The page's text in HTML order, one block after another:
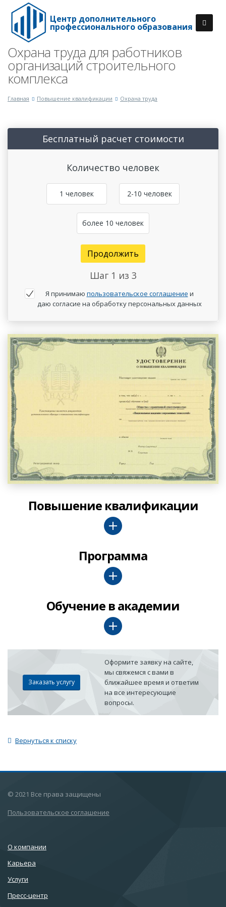
Центр дополнительного
профессионального образования
Охрана труда для работников
организаций строительного
комплекса
Главная Повышение квалификации Охрана труда
Бесплатный расчет стоимости
Количество человек
1 человек 2-10 человек
более 10 человек
Продолжить
Шаг 1 из 3
Я принимаю пользовательское соглашение и
даю согласие на обработку персональных данных
Повышение квалификации
Программа
Обучение в академии
Заказать услугу
Оформите заявку на сайте,
мы свяжемся с вами в
ближайшее время и ответим
на все интересующие
вопросы.
Вернуться к списку
© 2021 Все права защищены
Пользовательское соглашение
О компании
Карьера
Услуги
Пресс-центр